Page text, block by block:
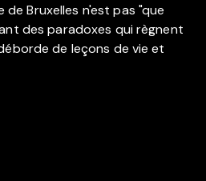
de Bruxelles n'est pas "que
des paradoxes qui règnent
de leçons de vie et